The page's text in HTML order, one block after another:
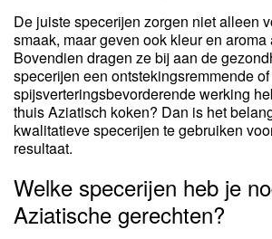
De juiste specerijen zorgen niet alleen
smaak, maar geven ook kleur en aroma
Bovendien dragen ze bij aan de
specerijen een ontstekingsremmende of
spijsverteringsbevorderende werking
thuis Aziatisch koken? Dan is het
kwalitatieve specerijen te gebruiken
resultaat.
Welke specerijen heb je
Aziatische gerechten?